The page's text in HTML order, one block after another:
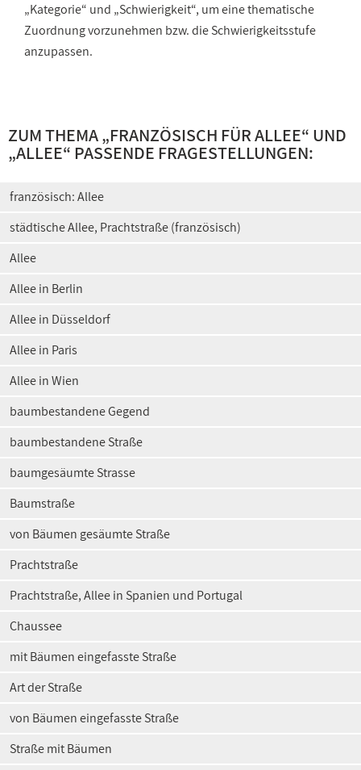
„Kategorie“ und „Schwierigkeit“, um eine thematische
Zuordnung vorzunehmen bzw. die Schwierigkeitsstufe
anzupassen.
ZUM THEMA „FRANZÖSISCH FÜR ALLEE“ UND
„ALLEE“ PASSENDE FRAGESTELLUNGEN:
französisch: Allee
städtische Allee, Prachtstraße (französisch)
Allee
Allee in Berlin
Allee in Düsseldorf
Allee in Paris
Allee in Wien
baumbestandene Gegend
baumbestandene Straße
baumgesäumte Strasse
Baumstraße
von Bäumen gesäumte Straße
Prachtstraße
Prachtstraße, Allee in Spanien und Portugal
Chaussee
mit Bäumen eingefasste Straße
Art der Straße
von Bäumen eingefasste Straße
Straße mit Bäumen